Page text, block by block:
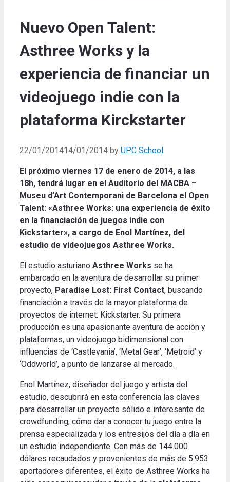
Nuevo Open Talent:
Asthree Works y la
experiencia de financiar un
videojuego indie con la
plataforma Kirckstarter
22/01/201414/01/2014 by UPC School
El próximo viernes 17 de enero de 2014, a las
18h, tendrá lugar en el Auditorio del MACBA –
Museu d’Art Contemporani de Barcelona el Open
Talent: «Asthree Works: una experiencia de éxito
en la financiación de juegos indie con
Kickstarter», a cargo de Enol Martínez, del
estudio de videojuegos Asthree Works.
El estudio asturiano Asthree Works se ha
embarcado en la aventura de desarrollar su primer
proyecto, Paradise Lost: First Contact, buscando
financiación a través de la mayor plataforma de
proyectos de internet: Kickstarter. Su primera
producción es una apasionante aventura de acción y
plataformas, un videojuego bidimensional con
influencias de ‘Castlevania’, ‘Metal Gear’, ‘Metroid’ y
‘Oddworld’, a punto de lanzarse al mercado.
Enol Martínez, diseñador del juego y artista del
estudio, descubrirá en esta conferencia las claves
para desarrollar un proyecto sólido e interesante de
crowdfunding, cómo dar a conocer tu juego entre la
prensa especializada y los entresijos del día a día en
un estudio independiente. Con más de 144.000
dólares recaudados y provenientes de más de 5.953
aportadores diferentes, el éxito de Asthree Works ha